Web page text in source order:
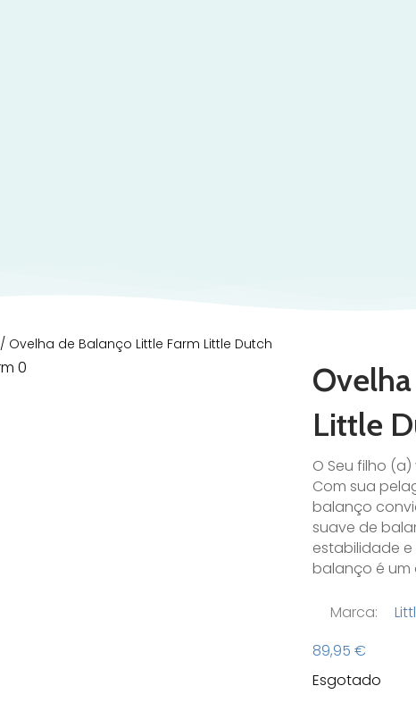
/ Ovelha de Balanço Little Farm Little Dutch
Little
O Seu filho
Com sua
balanço
suave de
estabilidade
balanço é um
Marca:
89,95 €
Esgotado